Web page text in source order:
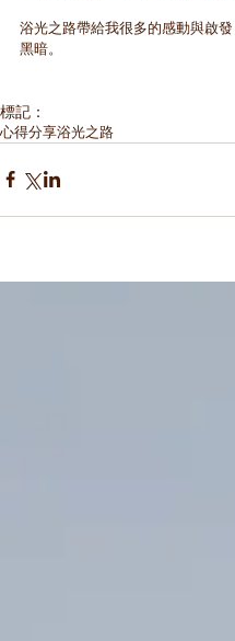
浴光之路帶給我很多的感動與啟
黑暗。
標記：
心得分享浴光之路